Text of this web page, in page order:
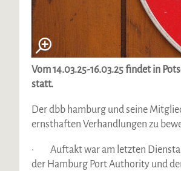
Vom 14.03.25-16.03.25 findet in
statt.
Der dbb hamburg und seine
ernsthaften Verhandlungen zu
· Auftakt war am letzten
der Hamburg Port Authority und